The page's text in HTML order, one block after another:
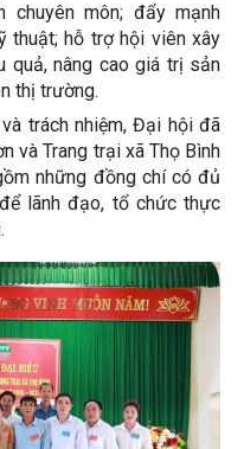
môn; đẩy mạnh
thuật; hỗ trợ hội viên xây
quả, nâng cao giá trị sản
thị trường.
trách nhiệm, Đại hội đã
và Trang trại xã Thọ Bình
những đồng chí có đủ
lãnh đạo, tổ chức thực
trực tuyến tổng kết công tác
Thọ Bình phối hợp với Công
“Chung tay, đồng hành,
NIÊN XÃ THỌ BÌNH LẦN
ÁN ĐƯỜNG NỐI
tỉnh giám sát việc thực
BẢO ĐẢM AN TOÀN THỰC
tặng quà các đối tượng